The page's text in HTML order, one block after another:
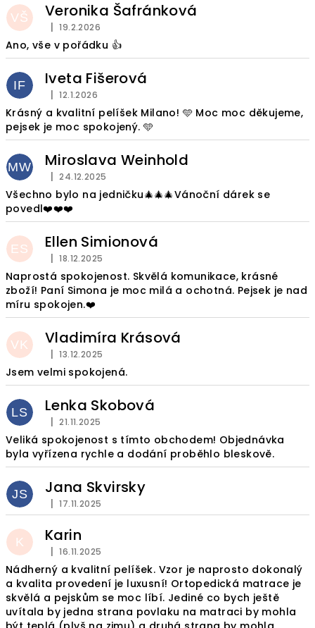
VŠ Veronika Šafránková
Hodnocení obchodu je 5 z 5 hvězdiček.
| 19.2.2026
Ano, vše v pořádku 👍
IF Iveta Fišerová
Hodnocení obchodu je 5 z 5 hvězdiček.
| 12.1.2026
Krásný a kvalitní pelíšek Milano! 🩵 Moc moc děkujeme,
pejsek je moc spokojený. 🩵
MW Miroslava Weinhold
Hodnocení obchodu je 5 z 5 hvězdiček.
| 24.12.2025
Všechno bylo na jedničku🎄🎄🎄Vánoční dárek se
povedl❤️❤️❤️
ES Ellen Simionová
Hodnocení obchodu je 5 z 5 hvězdiček.
| 18.12.2025
Naprostá spokojenost. Skvělá komunikace, krásné
zboží! Paní Simona je moc milá a ochotná. Pejsek je nad
míru spokojen.❤️
VK Vladimíra Krásová
Hodnocení obchodu je 5 z 5 hvězdiček.
| 13.12.2025
Jsem velmi spokojená.
LS Lenka Skobová
Hodnocení obchodu je 5 z 5 hvězdiček.
| 21.11.2025
Veliká spokojenost s tímto obchodem! Objednávka
byla vyřízena rychle a dodání proběhlo bleskově.
JS Jana Skvirsky
Hodnocení obchodu je 5 z 5 hvězdiček.
| 17.11.2025
K Karin
Hodnocení obchodu je 5 z 5 hvězdiček.
| 16.11.2025
Nádherný a kvalitní pelíšek. Vzor je naprosto dokonalý
a kvalita provedení je luxusní! Ortopedická matrace je
skvělá a pejskům se moc líbí. Jediné co bych ještě
uvítala by jedna strana povlaku na matraci by mohla